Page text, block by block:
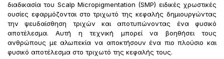
διαδικασία του Scalp Micropigmentation (SMP) ειδικές χρωστικές
ουσίες εφαρμόζονται στο τριχωτό της κεφαλής δημιουργώντας
την ψευδαίσθηση τριχών και αποτυπώνοντας ένα φυσικό
αποτέλεσμα. Αυτή η τεχνική μπορεί να βοηθήσει τους
ανθρώπους με αλωπεκία να αποκτήσουν ένα πιο πλούσιο και
φυσικό αποτέλεσμα στο τριχωτό της κεφαλής τους.